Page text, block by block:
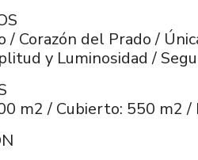
/ Corazón del Prado /
y Luminosidad /
m2 / Cubierto: 550 m2